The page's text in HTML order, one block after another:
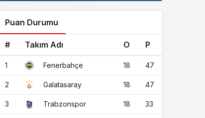
Puan Durumu
# Takım Adı O P
1 Fenerbahçe 18 47
2 Galatasaray 18 47
3 Trabzonspor 18 33